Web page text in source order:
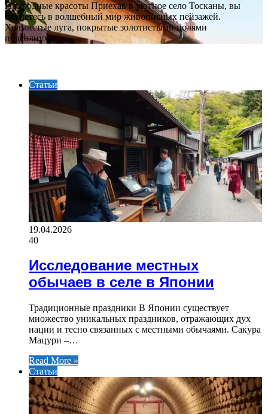
Природные красоты Приехав в уютное село Тосканы, вы
окунетесь в волшебный мир живописных пейзажей.
Холмистые луга, покрытые золотистыми полями
подсолнухов,…
Статьи
19.04.2026
40
Исследование местных
обычаев в селе в Японии
Традиционные праздники В Японии существует
множество уникальных праздников, отражающих дух
нации и тесно связанных с местными обычаями. Сакура
Мацури –…
Read More »
Статьи